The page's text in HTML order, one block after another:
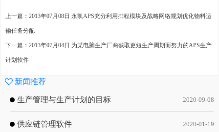
上一篇：2013年07月08日 永凯APS充分利用排程模块及战略网络规划优化物料运
输任务分配
下一篇：2013年07月04日 为某电脑生产厂商获取更短生产周期而努力的APS生产
计划软件
新闻推荐
生产管理与生产计划的目标 2020-09-08
供应链管理软件 2020-01-19